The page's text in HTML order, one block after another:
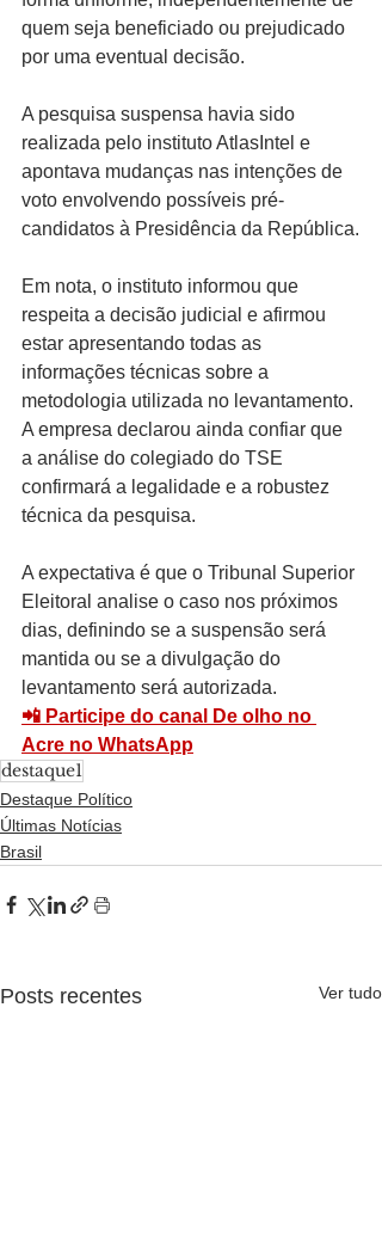
quem seja beneficiado ou prejudicado
por uma eventual decisão.
A pesquisa suspensa havia sido
realizada pelo instituto AtlasIntel e
apontava mudanças nas intenções de
voto envolvendo possíveis pré-
candidatos à Presidência da República.
Em nota, o instituto informou que
respeita a decisão judicial e afirmou
estar apresentando todas as
informações técnicas sobre a
metodologia utilizada no levantamento.
A empresa declarou ainda confiar que
a análise do colegiado do TSE
confirmará a legalidade e a robustez
técnica da pesquisa.
A expectativa é que o Tribunal Superior
Eleitoral analise o caso nos próximos
dias, definindo se a suspensão será
mantida ou se a divulgação do
levantamento será autorizada.
📲 Participe do canal De olho no
Acre no WhatsApp
destaque1
Destaque Político
Últimas Notícias
Brasil
Posts recentes Ver tudo